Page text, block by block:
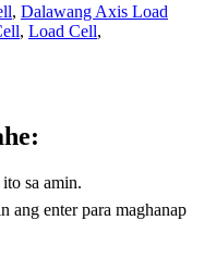
, Dalawang Axis Load
, Load Cell,
sa amin.
ang enter para maghanap